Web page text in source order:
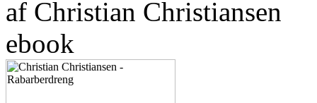
af Christian Christiansen
ebook